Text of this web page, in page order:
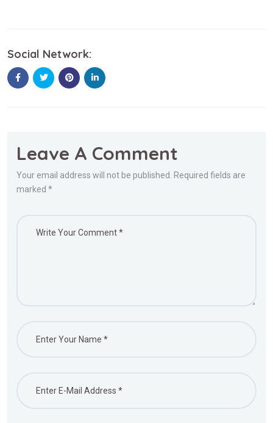
Social Network:
Leave A Comment
Your email address will not be published. Required fields are
marked *